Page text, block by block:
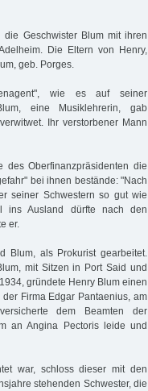
Geschwister Blum mit ihren
Die Eltern von Henry,
geb. Porges.
wie es auf seiner
eine Musiklehrerin, gab
Ihr verstorbener Mann
Oberfinanzpräsidenten die
bei ihnen bestände: "Nach
seiner Schwestern so gut wie
ins Ausland dürfte nach den
er.
Blum, als Prokurist gearbeitet.
mit Sitzen in Port Said und
gründete Henry Blum einen
Firma Edgar Pantaenius, am
dem Beamten der
an Angina Pectoris leide und
war, schloss dieser mit den
stehenden Schwester, die